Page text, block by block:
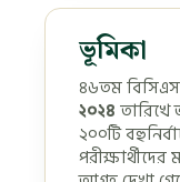
ভূমিকা
৪৬তম বিসিএস
২০২৪ তারিখে
২০০টি